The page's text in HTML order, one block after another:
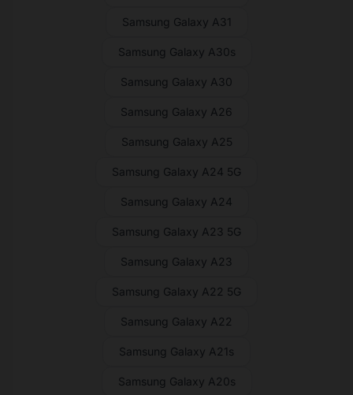
Samsung Galaxy A31
Samsung Galaxy A30s
Samsung Galaxy A30
Samsung Galaxy A26
Samsung Galaxy A25
Samsung Galaxy A24 5G
Samsung Galaxy A24
Samsung Galaxy A23 5G
Samsung Galaxy A23
Samsung Galaxy A22 5G
Samsung Galaxy A22
Samsung Galaxy A21s
Samsung Galaxy A20s